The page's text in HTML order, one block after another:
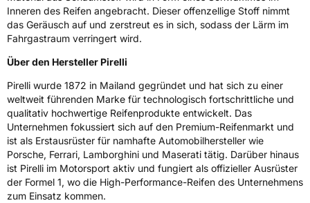
consumer.support@pirelli.com
Inneren des Reifen angebracht. Dieser offenzellige Stoff nimmt
das Geräusch auf und zerstreut es in sich, sodass der Lärm im
Fahrgastraum verringert wird.
Über den Hersteller Pirelli
Pirelli wurde 1872 in Mailand gegründet und hat sich zu einer
weltweit führenden Marke für technologisch fortschrittliche und
qualitativ hochwertige Reifenprodukte entwickelt. Das
Unternehmen fokussiert sich auf den Premium-Reifenmarkt und
ist als Erstausrüster für namhafte Automobilhersteller wie
Porsche, Ferrari, Lamborghini und Maserati tätig. Darüber hinaus
ist Pirelli im Motorsport aktiv und fungiert als offizieller Ausrüster
der Formel 1, wo die High-Performance-Reifen des Unternehmens
zum Einsatz kommen.